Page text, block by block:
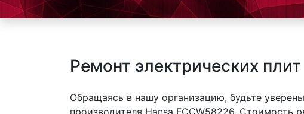
Ремонт электрических
Обращаясь в нашу организацию, будьте
производителя Hansa FCCW58226. Стоимость